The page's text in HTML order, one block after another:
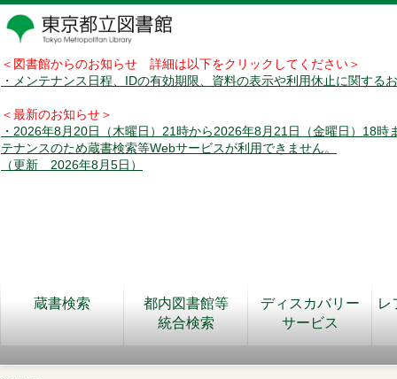
＜図書館からのお知らせ 詳細は以下をクリックしてください＞
・メンテナンス日程、IDの有効期限、資料の表示や利用休止に関する
＜最新のお知らせ＞
・2026年8月20日（木曜日）21時から2026年8月21日（金曜日）18時
テナンスのため蔵書検索等Webサービスが利用できません。
（更新 2026年8月5日）
蔵書検索
都内図書館等
統合検索
ディスカバリー
サービス
レ